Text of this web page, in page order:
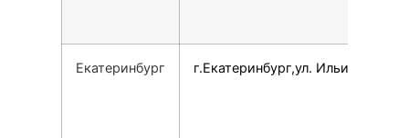
Екатеринбург г.Екатеринбург,ул. Ильича, 40